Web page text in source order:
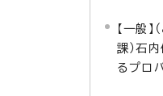
【一般
課）石
るプロ